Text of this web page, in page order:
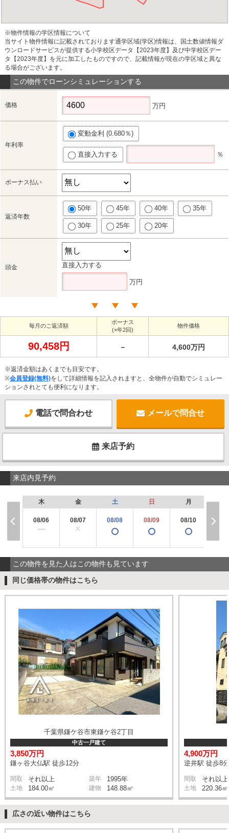
※物件情報の学区情報について
当サイト物件情報に記載されております通学区域(学区)情報は、国土数値情報ダ
ウンロードサービスが提供する小学校区データ【2023年度】及び中学校区デー
タ【2023年度】を元に加工したものですので、記載情報が現在の学区域と異な
る場合がございます。
この物件でローンシミュレーションする
価格 万円
年利率
変動金利 (0.680％)
直接入力する ％
ボーナス払い
返済年数
50年 45年 40年 35年
30年 25年 20年
頭金 直接入力する
万円
毎月のご返済額
ボーナス
(×年2回)
物件価格
90,458円 － 4,600万円
※返済金額はあくまでも目安です。
※会員登録(無料)をして詳細情報を記入されますと、全物件が自動でシミュレー
ションされとても便利になります。
電話で問合わせ メールで問合せ
来店予約
来店内見予約
木
08/06
ー
金
08/07
×
土
08/08
日
08/09
月
08/10
この物件を見た人はこの物件も見ています
同じ価格帯の物件はこちら
千葉県鎌ケ谷市東鎌ケ谷2丁目
中古一戸建て
3,850万円
鎌ヶ谷大仏駅 徒歩12分
間取 それ以上 築年 1995年
土地 184.00㎡ 建物 148.88㎡
4,900万円
逆井駅 徒歩8分
間取 それ以上
土地 220.36㎡
広さの近い物件はこちら